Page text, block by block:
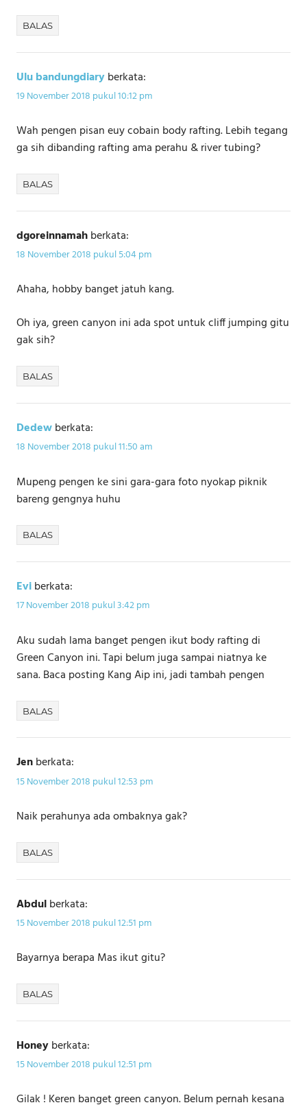
BALAS
Ulu bandungdiaryberkata:
19 November 2018 pukul 10:12 pm
Wah pengen pisan euy cobain body rafting. Lebih tegang
ga sih dibanding rafting ama perahu & river tubing?
BALAS
dgoreinnamahberkata:
18 November 2018 pukul 5:04 pm
Ahaha, hobby banget jatuh kang.
Oh iya, green canyon ini ada spot untuk cliff jumping gitu
gak sih?
BALAS
Dedewberkata:
18 November 2018 pukul 11:50 am
Mupeng pengen ke sini gara-gara foto nyokap piknik
bareng gengnya huhu
BALAS
Eviberkata:
17 November 2018 pukul 3:42 pm
Aku sudah lama banget pengen ikut body rafting di
Green Canyon ini. Tapi belum juga sampai niatnya ke
sana. Baca posting Kang Aip ini, jadi tambah pengen
BALAS
Jenberkata:
15 November 2018 pukul 12:53 pm
Naik perahunya ada ombaknya gak?
BALAS
Abdulberkata:
15 November 2018 pukul 12:51 pm
Bayarnya berapa Mas ikut gitu?
BALAS
Honeyberkata:
15 November 2018 pukul 12:51 pm
Gilak ! Keren banget green canyon. Belum pernah kesana